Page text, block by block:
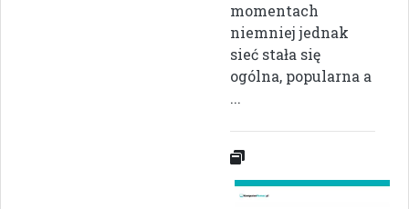
momentach
niemniej jednak
sieć stała się
ogólna, popularna a
...